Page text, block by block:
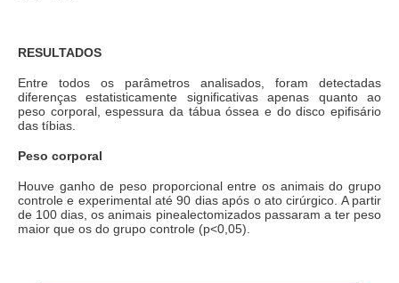
RESULTADOS
Entre todos os parâmetros analisados, foram detectadas
diferenças estatisticamente significativas apenas quanto ao
peso corporal, espessura da tábua óssea e do disco epifisário
das tíbias.
Peso corporal
Houve ganho de peso proporcional entre os animais do grupo
controle e experimental até 90 dias após o ato cirúrgico. A partir
de 100 dias, os animais pinealectomizados passaram a ter peso
maior que os do grupo controle (p<0,05).